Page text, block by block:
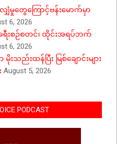
ျှံမှုတွေကြောင့်ဗန်းမောက်မှာ
6, 2026
ရီးစဉ်စတင်၊ ထိုင်းအရပ်ဘက်
6, 2026
သည်းထန်ပြီး မြစ်ချောင်းများ
August 5, 2026
PODCAST